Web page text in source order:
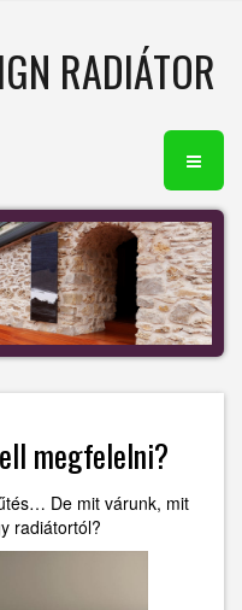
RADIÁTOR
megfelelni?
De mit várunk, mit
radiátortól?